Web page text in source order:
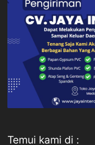
Temui kami di :